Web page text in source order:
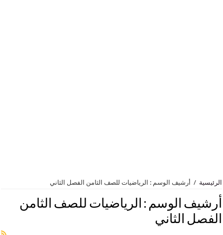
أرشيف الوسم : الرياضيات للصف الثامن الفصل الثاني
الوسم :الرياضيات للصف الثامن